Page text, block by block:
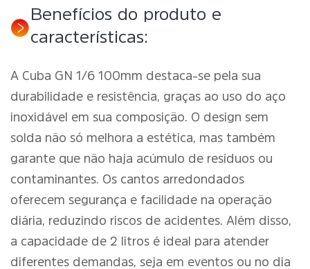
Benefícios do produto e
características:
A Cuba GN 1/6 100mm destaca-se pela sua
durabilidade e resistência, graças ao uso do aço
inoxidável em sua composição. O design sem
solda não só melhora a estética, mas também
garante que não haja acúmulo de resíduos ou
contaminantes. Os cantos arredondados
oferecem segurança e facilidade na operação
diária, reduzindo riscos de acidentes. Além disso,
a capacidade de 2 litros é ideal para atender
diferentes demandas, seja em eventos ou no dia